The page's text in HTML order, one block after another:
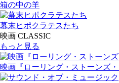
箱の中の羊
幕末ヒポクラテスたち
映画 CLASSIC
もっと見る
映画『ローリング・ストーンズ